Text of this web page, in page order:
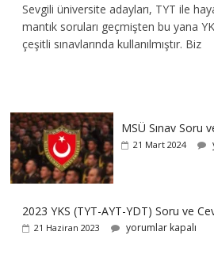
Sevgili üniversite adayları, TYT ile
mantık soruları geçmişten bu yana
çeşitli sınavlarında kullanılmıştır. Biz
MSÜ Sınav Soru
21 Mart 2024
2023 YKS (TYT-AYT-YDT) Soru ve
21 Haziran 2023 yorumlar kapalı